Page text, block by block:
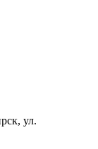
ул.